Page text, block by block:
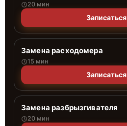
20 мин
Записаться
Замена расходомера
15 мин
Записаться
Замена разбрызгивателя
20 мин